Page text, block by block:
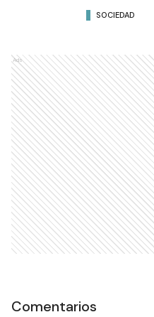
SOCIEDAD
Ads
Comentarios